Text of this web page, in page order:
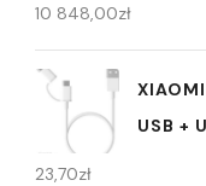
10 848,00zł
USB +
23,70zł